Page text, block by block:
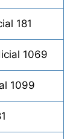
181
1069
1099